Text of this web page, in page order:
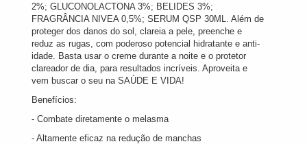
2%; GLUCONOLACTONA 3%; BELIDES 3%;
FRAGRÂNCIA NIVEA 0,5%; SERUM QSP 30ML. Além de
proteger dos danos do sol, clareia a pele, preenche e
reduz as rugas, com poderoso potencial hidratante e anti-
idade. Basta usar o creme durante a noite e o protetor
clareador de dia, para resultados incríveis. Aproveita e
vem buscar o seu na SAÚDE E VIDA!
Benefícios:
- Combate diretamente o melasma
- Altamente eficaz na redução de manchas